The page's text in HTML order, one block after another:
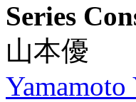
Series
山本優
Yamamoto